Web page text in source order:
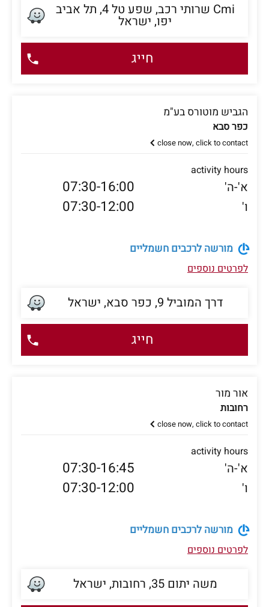
Cmi שרותי רכב, שפע טל 4, תל אביב
יפו, ישראל
חייג
הגביש מוטורס בע"מ
כפר סבא
close now, click to contact
activity hours
א'-ה' 07:30-16:00
ו' 07:30-12:00
מורשה לרכבים חשמליים
לפרטים נוספים
דרך המוביל 9, כפר סבא, ישראל
חייג
אור מור
רחובות
close now, click to contact
activity hours
א'-ה' 07:30-16:45
ו' 07:30-12:00
מורשה לרכבים חשמליים
לפרטים נוספים
משה יתום 35, רחובות, ישראל